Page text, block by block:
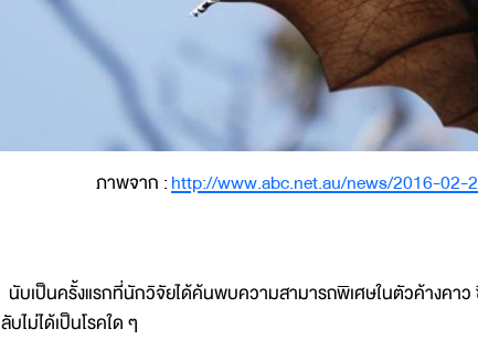
ภาพจาก :http://www.abc.net.au/news/2016-
นับเป็นครั้งแรกที่นักวิจัยได้ค้นพบความสามารถพิเศษในตัวค้างคาว
บไม่ได้เป็นโรคใด ๆ